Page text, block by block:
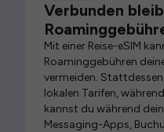
Verbunden
Mit einer Reise-eSIM
Roaminggebühren
vermeiden.
lokalen Tarifen,
kannst du während
Messaging-Apps,